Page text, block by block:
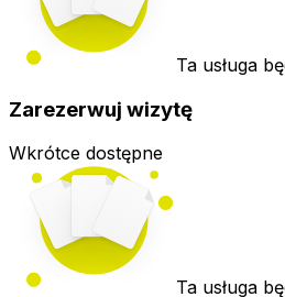
Ta usługa
Zarezerwuj wizytę
Wkrótce dostępne
Ta usługa